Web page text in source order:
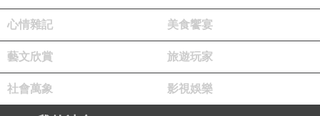
心情雜記 美食饗宴
藝文欣賞 旅遊玩家
社會萬象 影視娛樂